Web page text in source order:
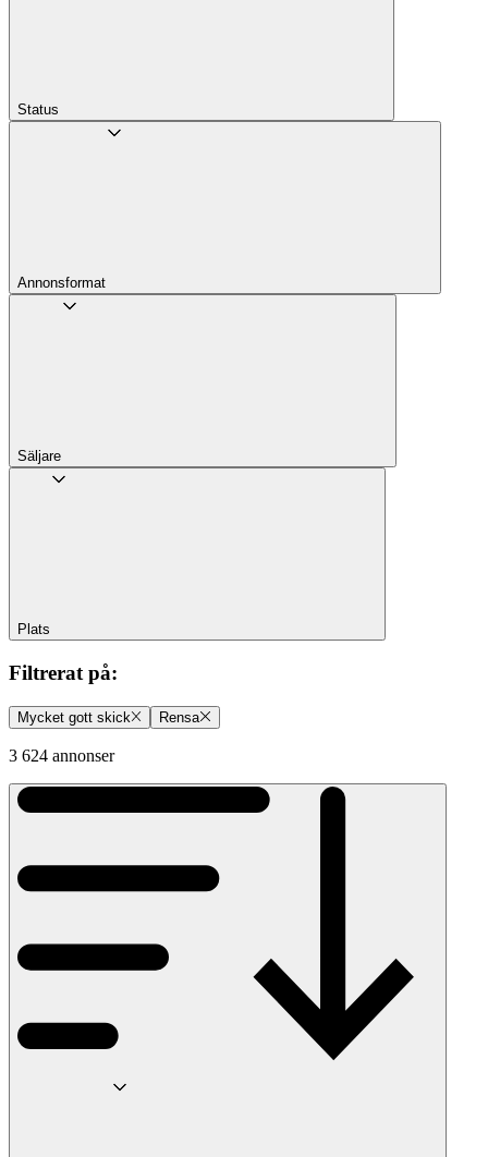
Status
Annons­format
Säljare
Plats
Filtrerat på:
Mycket gott skick Rensa
3 624 annonser